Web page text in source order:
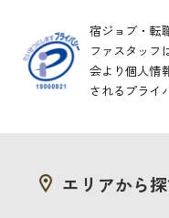
宿ジョブ・転
ファスタッフ
会より個人情
されるプライ
エリアから